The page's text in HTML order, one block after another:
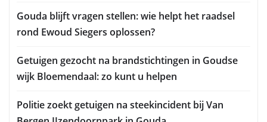
Gouda blijft vragen stellen: wie helpt het raadsel
rond Ewoud Siegers oplossen?
Getuigen gezocht na brandstichtingen in Goudse
wijk Bloemendaal: zo kunt u helpen
Politie zoekt getuigen na steekincident bij Van